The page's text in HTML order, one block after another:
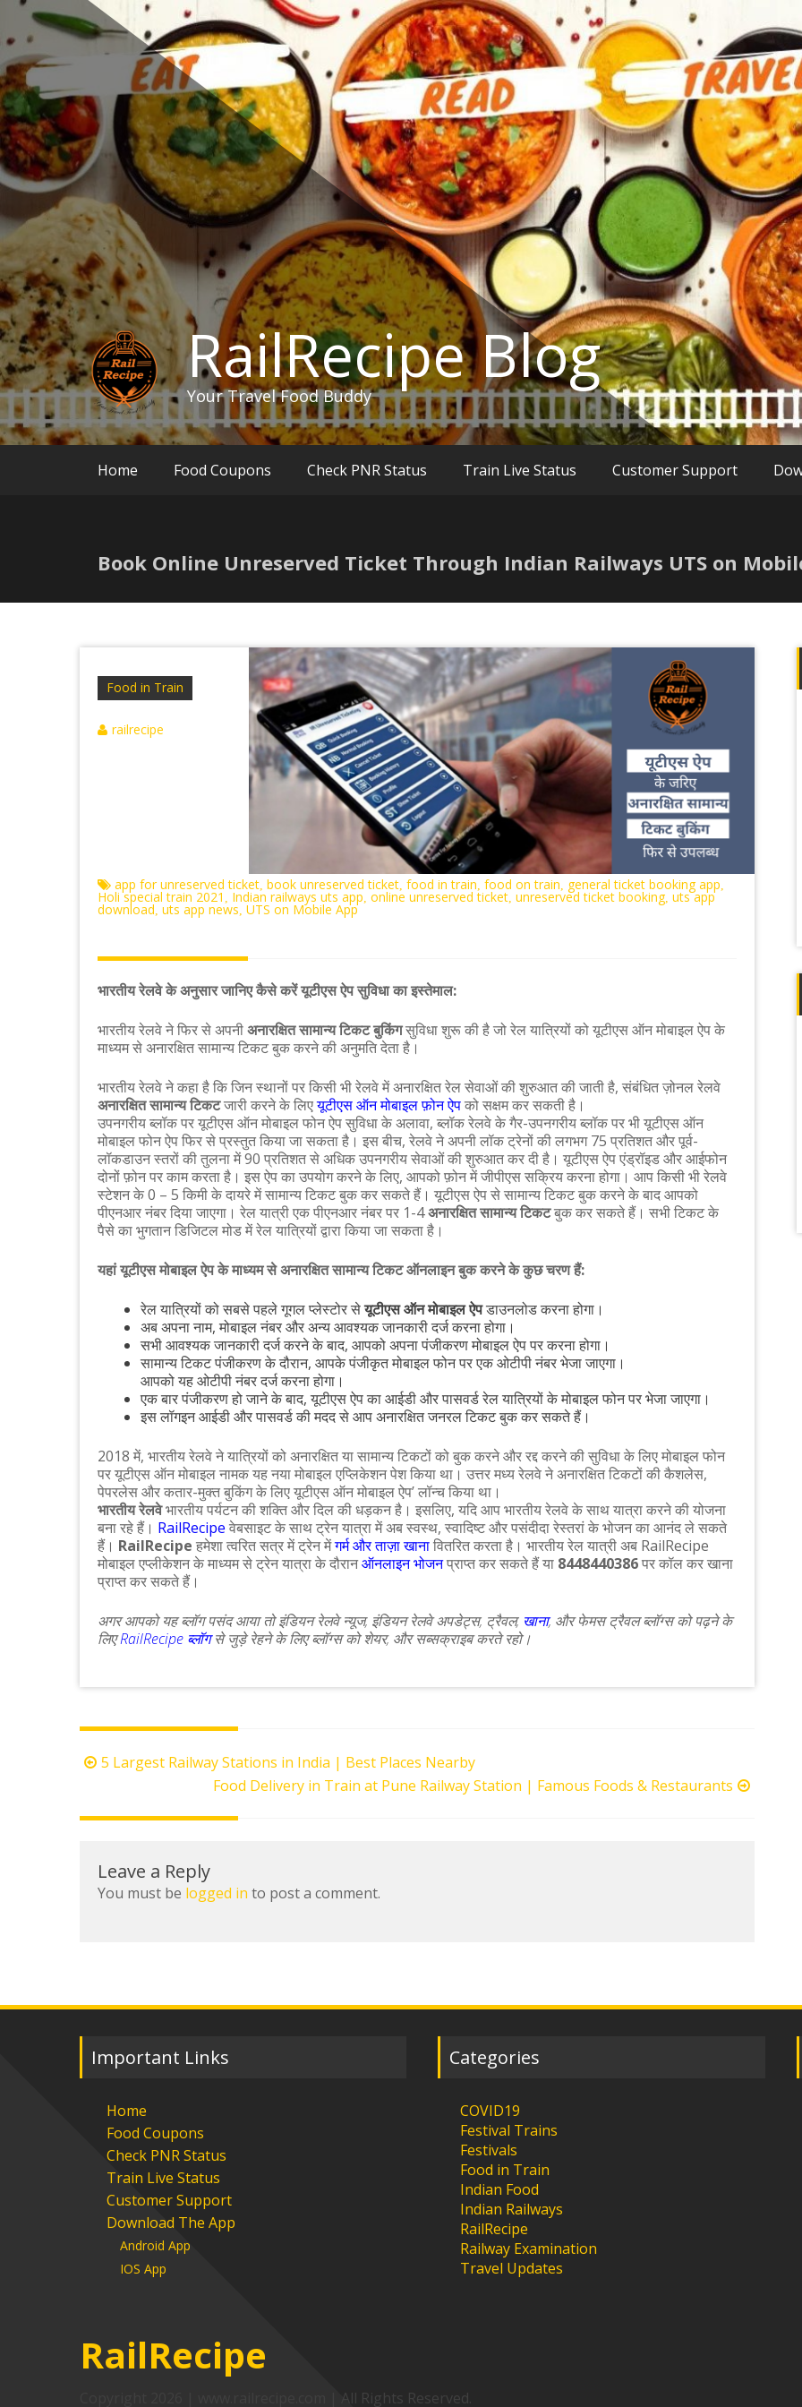
Skip
content
RailRecipe Blog
Your Travel Food Buddy
Home Food Coupons Check PNR Status Train Live Status Customer Support
Book Online Unreserved Ticket Through Indian Railways UTS on
Food in Train
railrecipe
app for unreserved ticket book unreserved ticket food in train food on train general ticket booking app
Holi special train 2021 Indian railways uts app online unreserved ticket unreserved ticket booking, uts app
download uts app news UTS on Mobile App
भारतीय रेलवे के अनुसार जानिए कैसे करें यूटीएस ऐप सुविधा का इस्तेमाल:
भारतीय रेलवे ने फिर से अपनीअनारक्षित सामान्य टिकट बुकिंगसुविधा शुरू की है जो रेल यात्रियों को यूटीएस ऑन मोबाइल ऐप के
माध्यम से अनारक्षित सामान्य टिकट बुक करने की अनुमति देता है।
भारतीय रेलवे ने कहा है कि जिन स्थानों पर किसी भी रेलवे में अनारक्षित रेल सेवाओं की शुरुआत की जाती है, संबंधित ज़ोनल रेलवे
अनारक्षित सामान्य टिकटजारी करने के लिएयूटीएस ऑन मोबाइल फ़ोन ऐपको सक्षम कर सकती है।
उपनगरीय ब्लॉक पर यूटीएस ऑन मोबाइल फोन ऐप सुविधा के अलावा, ब्लॉक रेलवे के गैर-उपनगरीय ब्लॉक पर भी यूटीएस ऑन
मोबाइल फोन ऐप फिर से प्रस्तुत किया जा सकता है। इस बीच, रेलवे ने अपनी लॉक ट्रेनों की लगभग 75 प्रतिशत और पूर्व-
लॉकडाउन स्तरों की तुलना में 90 प्रतिशत से अधिक उपनगरीय सेवाओं की शुरुआत कर दी है। यूटीएस ऐप एंड्रॉइड और आईफोन
दोनों फ़ोन पर काम करता है। इस ऐप का उपयोग करने के लिए, आपको फ़ोन में जीपीएस सक्रिय करना होगा। आप किसी भी रेलवे
स्टेशन के 0 – 5 किमी के दायरे में सामान्य टिकट बुक कर सकते हैं। यूटीएस ऐप से सामान्य टिकट बुक करने के बाद आपको
पीएनआर नंबर दिया जाएगा। रेल यात्री एक पीएनआर नंबर पर 1-4अनारक्षित सामान्य टिकटबुक कर सकते हैं। सभी टिकट के
पैसे का भुगतान डिजिटल मोड में रेल यात्रियों द्वारा किया जा सकता है।
यहां यूटीएस मोबाइल ऐप के माध्यम से अनारक्षित सामान्य टिकट ऑनलाइन बुक करने के कुछ चरण हैं:
रेल यात्रियों को सबसे पहले गूगल प्लेस्टोर सेयूटीएस ऑन मोबाइल ऐपडाउनलोड करना होगा।
अब अपना नाम, मोबाइल नंबर और अन्य आवश्यक जानकारी दर्ज करना होगा।
सभी आवश्यक जानकारी दर्ज करने के बाद, आपको अपना पंजीकरण मोबाइल ऐप पर करना होगा।
सामान्य टिकट पंजीकरण के दौरान, आपके पंजीकृत मोबाइल फोन पर एक ओटीपी नंबर भेजा जाएगा।
आपको यह ओटीपी नंबर दर्ज करना होगा।
एक बार पंजीकरण हो जाने के बाद, यूटीएस ऐप का आईडी और पासवर्ड रेल यात्रियों के मोबाइल फोन पर भेजा जाएगा।
इस लॉगइन आईडी और पासवर्ड की मदद से आप अनारक्षित जनरल टिकट बुक कर सकते हैं।
2018 में, भारतीय रेलवे ने यात्रियों को अनारक्षित या सामान्य टिकटों को बुक करने और रद्द करने की सुविधा के लिए मोबाइल फोन
पर यूटीएस ऑन मोबाइल नामक यह नया मोबाइल एप्लिकेशन पेश किया था। उत्तर मध्य रेलवे ने अनारक्षित टिकटों की कैशलेस,
पेपरलेस और कतार-मुक्त बुकिंग के लिए यूटीएस ऑन मोबाइल ऐप’ लॉन्च किया था।
भारतीय रेलवेभारतीय पर्यटन की शक्ति और दिल की धड़कन है। इसलिए, यदि आप भारतीय रेलवे के साथ यात्रा करने की योजना
बना रहे हैं। RailRecipe वेबसाइट के साथ ट्रेन यात्रा में अब स्वस्थ, स्वादिष्ट और पसंदीदा रेस्तरां के भोजन का आनंद ले सकते
हैं। RailRecipe हमेशा त्वरित सत्र में ट्रेन मेंगर्म और ताज़ा खानावितरित करता है। भारतीय रेल यात्री अब RailRecipe
मोबाइल एप्लीकेशन के माध्यम से ट्रेन यात्रा के दौरानऑनलाइन भोजनप्राप्त कर सकते हैं या 8448440386पर कॉल कर खाना
प्राप्त कर सकते हैं।
अगर आपको यह ब्लॉग पसंद आया तो इंडियन रेलवे न्यूज, इंडियन रेलवे अपडेट्स, ट्रैवल, खाना, और फेमस ट्रैवल ब्लॉग्स को पढ़ने के
लिएRailRecipe ब्लॉगसे जुड़े रेहने के लिए ब्लॉग्स को शेयर, और सब्सक्राइब करते रहो।
Post5 Largest Railway Stations in India | Best Places Nearby
Food Delivery in Train at Pune Railway Station | Famous Foods & Restaurants
Leave a Reply
You must be logged in to post a comment.
Important Links
Home
Food Coupons
Check PNR Status
Train Live Status
Customer Support
Download The App
Android App
IOS App
Categories
COVID19
Festival Trains
Festivals
Food in Train
Indian Food
Indian Railways
RailRecipe
Railway Examination
Travel Updates
RailRecipe
All Rights Reserved.